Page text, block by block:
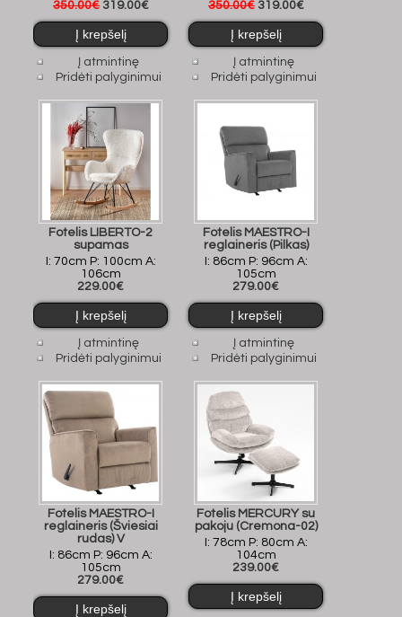
350.00€ 319.00€
Į atmintinę
Pridėti palyginimui
350.00€ 319.00€
Į atmintinę
Pridėti palyginimui
Fotelis LIBERTO-2
supamas
I: 70cm P: 100cm A:
106cm
229.00€
Į atmintinę
Pridėti palyginimui
Fotelis MAESTRO-I
reglaineris (Pilkas)
I: 86cm P: 96cm A:
105cm
279.00€
Į atmintinę
Pridėti palyginimui
Fotelis MAESTRO-I
reglaineris (Šviesiai
rudas) V
I: 86cm P: 96cm A:
105cm
279.00€
Fotelis MERCURY su
pakoju (Cremona-02)
I: 78cm P: 80cm A:
104cm
239.00€